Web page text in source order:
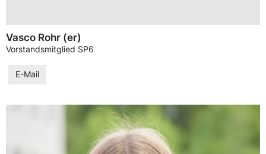
Vasco Rohr (er)
Vorstandsmitglied SP6
E-Mail